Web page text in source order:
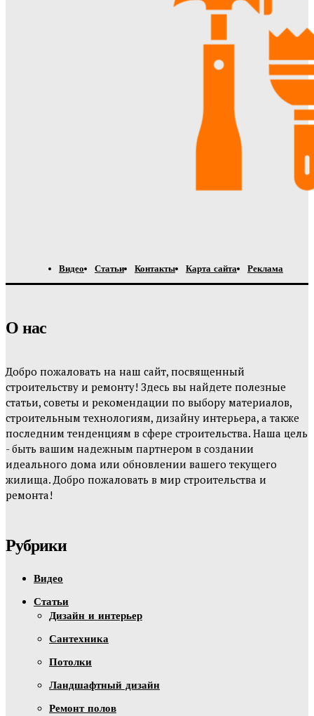
Видео Статьи Контакты Карта сайта Реклама
О нас
Добро пожаловать на наш сайт, посвященный
строительству и ремонту! Здесь вы найдете полезные
статьи, советы и рекомендации по выбору материалов,
строительным технологиям, дизайну интерьера, а также
последним тенденциям в сфере строительства. Наша цель
- быть вашим надежным партнером в создании
идеального дома или обновлении вашего текущего
жилища. Добро пожаловать в мир строительства и
ремонта!
Рубрики
Видео
Статьи
Дизайн и интерьер
Сантехника
Потолки
Ландшафтный дизайн
Ремонт полов